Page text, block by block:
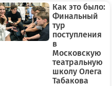
Как это было:
Финальный
тур
поступления
в
Московскую
театральную
школу Олега
Табакова